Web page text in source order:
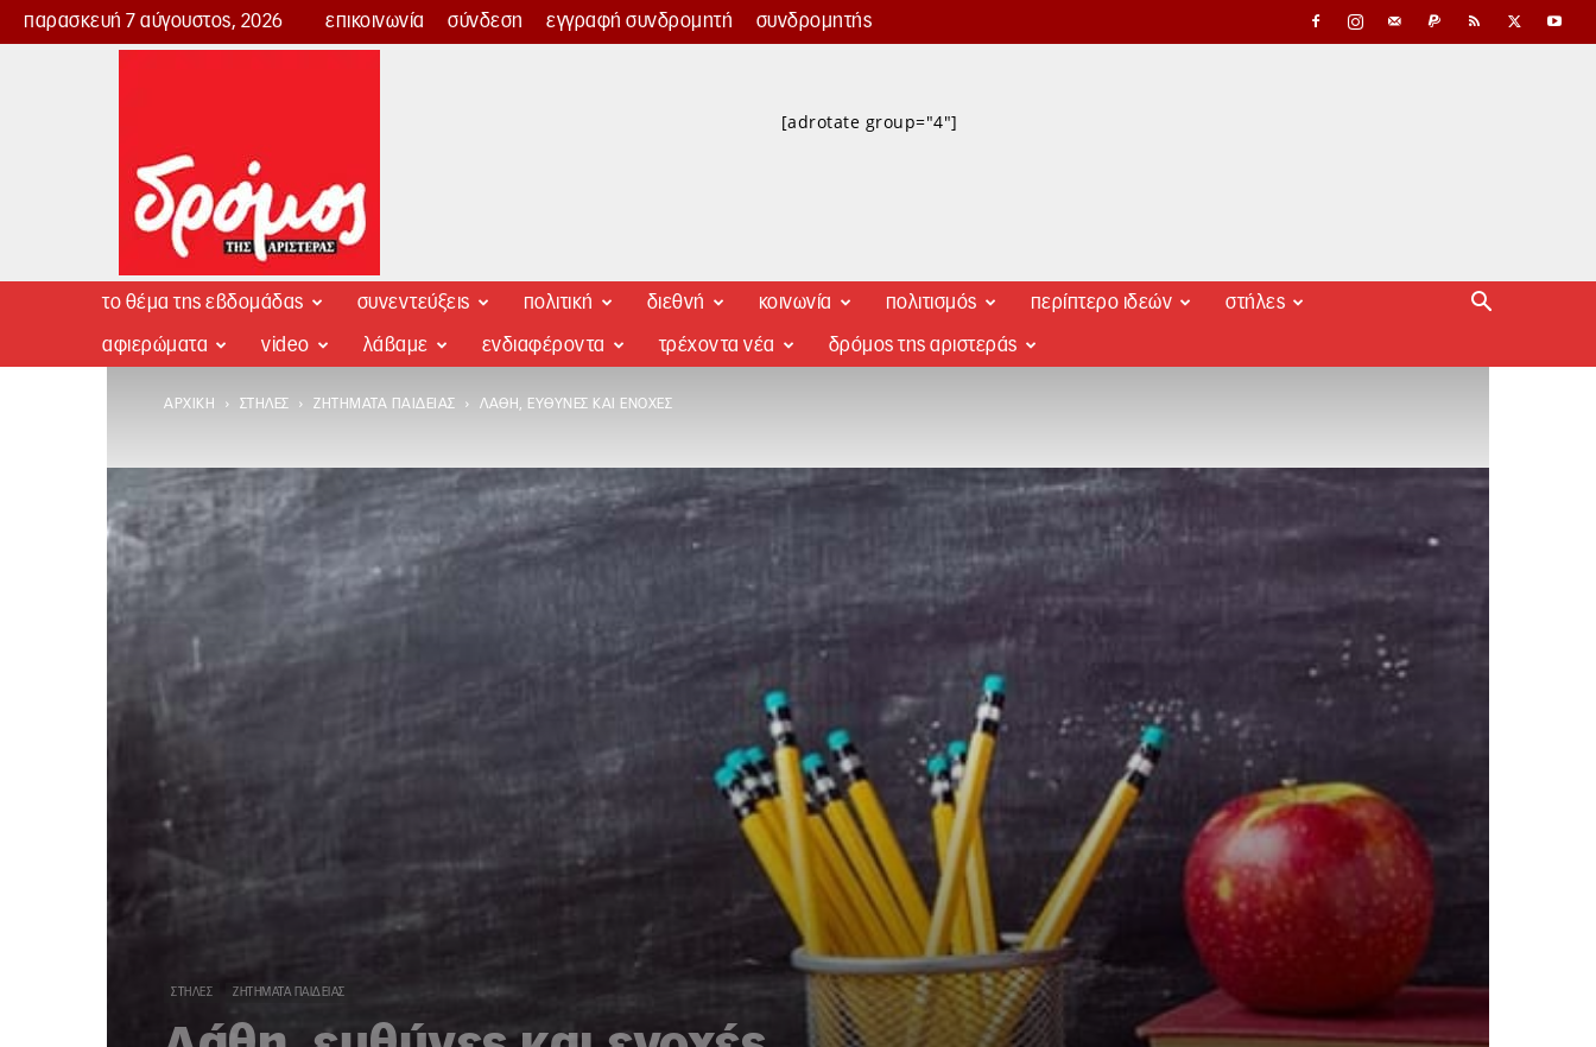
παρασκευή 7 αύγουστος, 2026 επικοινωνία σύνδεση εγγραφή συνδρομητή συνδρομητής
Δρόμος
[adrotate group="4"]
το θέμα της εβδομάδας συνεντεύξεις πολιτική διεθνή κοινωνία πολιτισμός περίπτερο ιδεών στήλες
αφιερώματα video λάβαμε ενδιαφέροντα τρέχοντα νέα δρόμος της αριστεράς
ΑΡΧΙΚΉ ΣΤΉΛΕΣ ΖΗΤΉΜΑΤΑ ΠΑΙΔΕΊΑΣ ΛΆΘΗ, ΕΥΘΎΝΕΣ ΚΑΙ ΕΝΟΧΈΣ
ΣΤΉΛΕΣ ΖΗΤΉΜΑΤΑ ΠΑΙΔΕΊΑΣ